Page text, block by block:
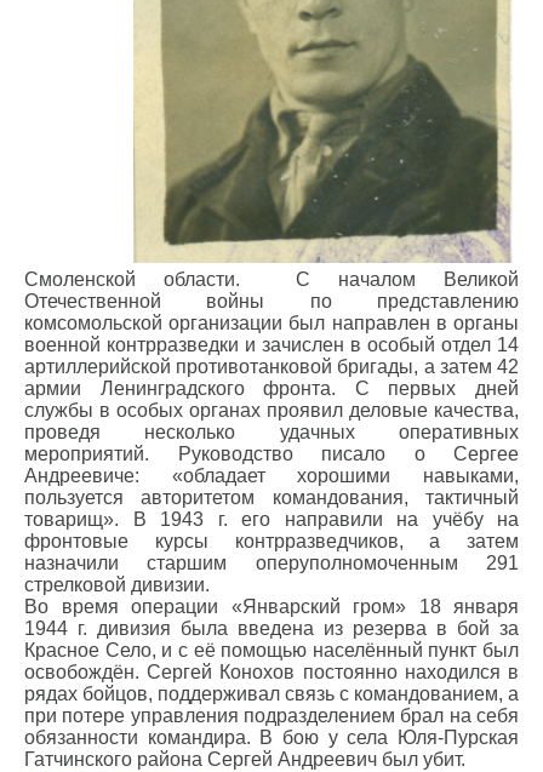
Смоленской области. С началом Великой
Отечественной войны по представлению
комсомольской организации был направлен в органы
военной контрразведки и зачислен в особый отдел 14
артиллерийской противотанковой бригады, а затем 42
армии Ленинградского фронта. С первых дней
службы в особых органах проявил деловые качества,
проведя несколько удачных оперативных
мероприятий. Руководство писало о Сергее
Андреевиче: «обладает хорошими навыками,
пользуется авторитетом командования, тактичный
товарищ». В 1943 г. его направили на учёбу на
фронтовые курсы контрразведчиков, а затем
назначили старшим оперуполномоченным 291
стрелковой дивизии.
Во время операции «Январский гром» 18 января
1944 г. дивизия была введена из резерва в бой за
Красное Село, и с её помощью населённый пункт был
освобождён. Сергей Конохов постоянно находился в
рядах бойцов, поддерживал связь с командованием, а
при потере управления подразделением брал на себя
обязанности командира. В бою у села Юля-Пурская
Гатчинского района Сергей Андреевич был убит.